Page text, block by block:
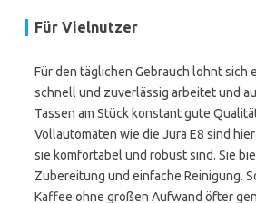
Für Vielnutzer
Für den täglichen Gebrauch lohnt sich
schnell und zuverlässig arbeitet und
Tassen am Stück konstant gute
Vollautomaten wie die Jura E8 sind
sie komfortabel und robust sind. Sie
Zubereitung und einfache Reinigung.
Kaffee ohne großen Aufwand öfter